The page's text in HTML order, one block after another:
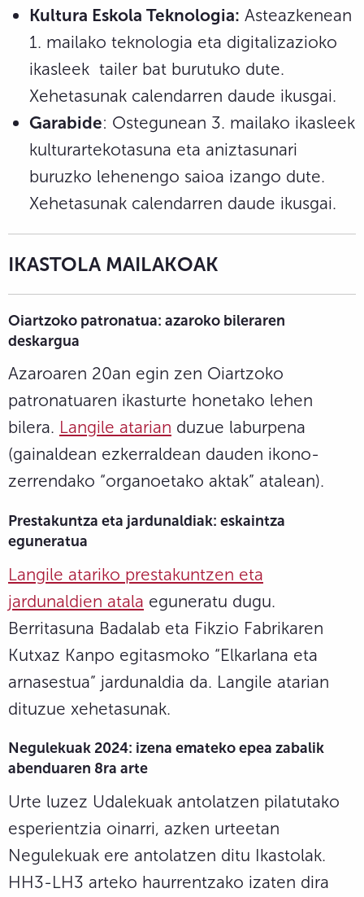
Kultura Eskola Teknologia: Asteazkenean
1. mailako teknologia eta digitalizazioko
ikasleek tailer bat burutuko dute.
Xehetasunak calendarren daude ikusgai.
Garabide: Ostegunean 3. mailako ikasleek
kulturartekotasuna eta aniztasunari
buruzko lehenengo saioa izango dute.
Xehetasunak calendarren daude ikusgai.
IKASTOLA MAILAKOAK
Oiartzoko patronatua: azaroko bileraren
deskargua
Azaroaren 20an egin zen Oiartzoko
patronatuaren ikasturte honetako lehen
bilera. Langile atarian duzue laburpena
(gainaldean ezkerraldean dauden ikono-
zerrendako “organoetako aktak” atalean).
Prestakuntza eta jardunaldiak: eskaintza
eguneratua
Langile atariko prestakuntzen eta
jardunaldien atala eguneratu dugu.
Berritasuna Badalab eta Fikzio Fabrikaren
Kutxaz Kanpo egitasmoko “Elkarlana eta
arnasestua” jardunaldia da. Langile atarian
dituzue xehetasunak.
Negulekuak 2024: izena emateko epea zabalik
abenduaren 8ra arte
Urte luzez Udalekuak antolatzen pilatutako
esperientzia oinarri, azken urteetan
Negulekuak ere antolatzen ditu Ikastolak.
HH3-LH3 arteko haurrentzako izaten dira